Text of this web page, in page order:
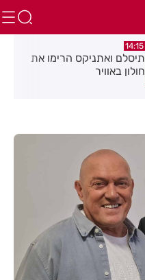
14:15
תיסלם ואתניקס הרימו את
חולון באוויר